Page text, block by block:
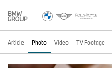
Article Photo Video TV Footage